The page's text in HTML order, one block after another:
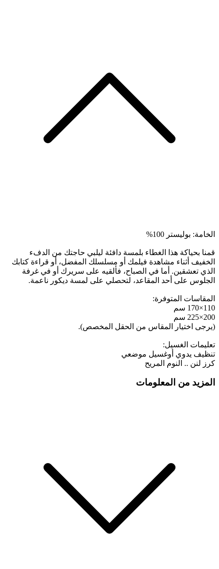
الخامة: بوليستر 100%
قمنا بحياكة هذا الغطاء بلمسة دافئة ليلبي حاجتك من الدفء
الخفيف أثناء مشاهدة فيلمك أو مسلسلك المفضل، أو قراءة كتابك
الذي تعشقين. أما في الصباح، فألقيه على سريرك أو في غرفة
الجلوس على أحد المقاعد، لتحصلي على لمسة ديكور ناعمة.
المقاسات المتوفرة:
110×170 سم
200×225 سم
(يرجى اختيار المقاس من الحقل المخصص).
تعليمات الغسيل:
تنظيف يدوي أوغسيل موضعي
كرز لنن .. النوم المريح
المزيد من المعلومات